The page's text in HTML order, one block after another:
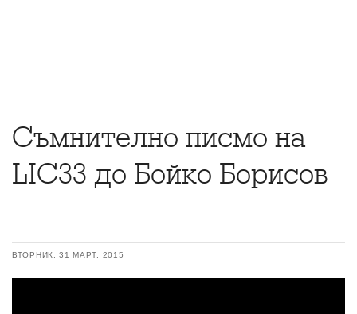
Съмнително писмо на
LIC33 до Бойко Борисов
ВТОРНИК, 31 МАРТ, 2015